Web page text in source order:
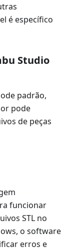
é específico
Studio
padrão,
pode
de peças
funcionar
STL no
o software
erros e